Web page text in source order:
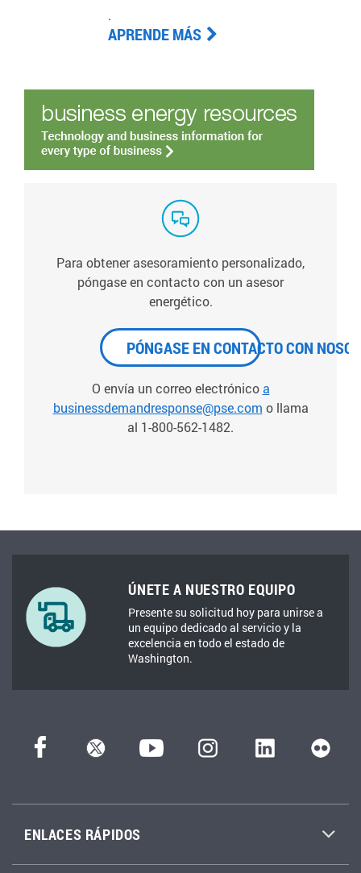
.
APRENDE MÁS
Para obtener asesoramiento personalizado,
póngase en contacto con un asesor
energético.
PÓNGASE EN CONTACTO CON
O envía un correo electrónicoa
businessdemandresponse@pse.com o llama
al 1-800-562-1482.
ÚNETE A NUESTRO EQUIPO
Presente su solicitud hoy para unirse a
un equipo dedicado al servicio y la
excelencia en todo el estado de
Washington.
ENLACES RÁPIDOS